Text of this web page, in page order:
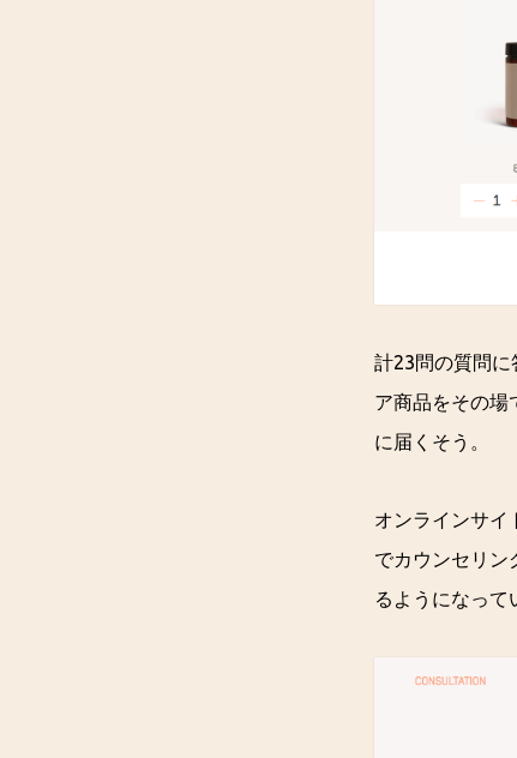
計23問の質問
ア商品をその場
に届くそう。
オンラインサイ
でカウンセリン
るようになって